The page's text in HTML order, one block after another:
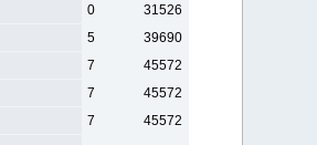
0
31526
5
39690
7
45572
7
45572
7 45572